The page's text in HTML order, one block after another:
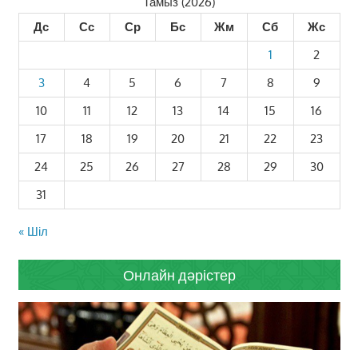
Дс
Сс Ср Бс Жм Сб
Жс
1
2
3
4 5 6 7 8
9
10
11 12 13 14 15
16
17
18 19 20 21 22
23
24
25 26 27 28 29
30
31
« Шіл
Онлайн дәрістер